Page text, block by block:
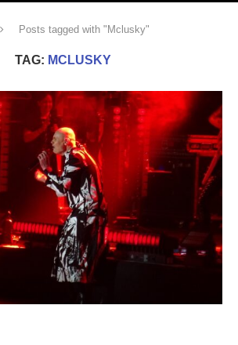
Posts tagged with "Mclusky"
TAG: MCLUSKY